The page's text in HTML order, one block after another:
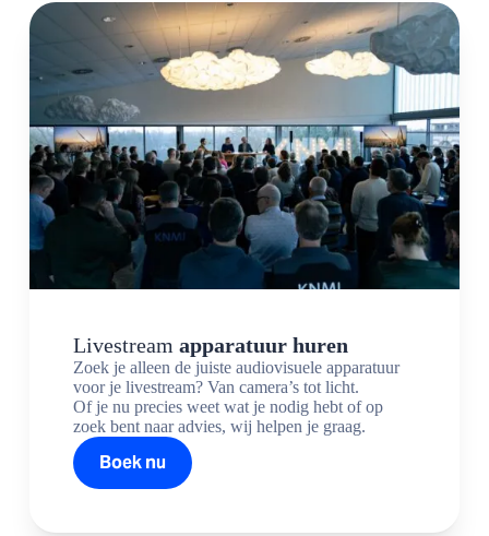
Livestream apparatuur huren
Zoek je alleen de juiste audiovisuele apparatuur
voor je livestream? Van camera’s tot licht.
Of je nu precies weet wat je nodig hebt of op
zoek bent naar advies, wij helpen je graag.
Boek nu